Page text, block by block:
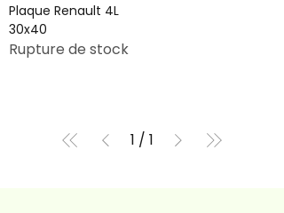
Plaque Renault 4L
30x40
Rupture de stock
1 / 1